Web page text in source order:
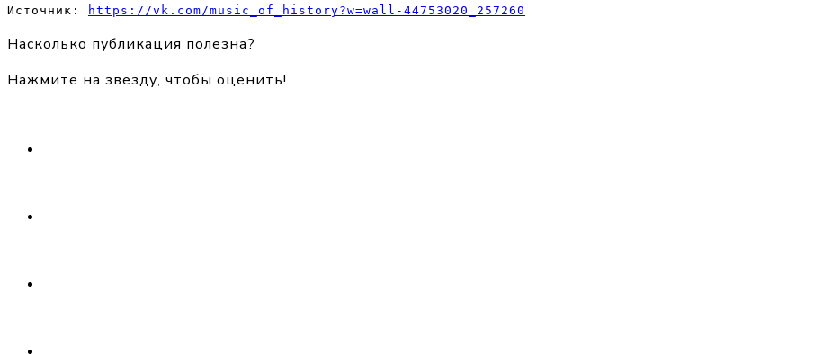
Источник: https://vk.com/music_of_history?w=wall-44753020_257260
Насколько публикация полезна?
Нажмите на звезду, чтобы оценить!